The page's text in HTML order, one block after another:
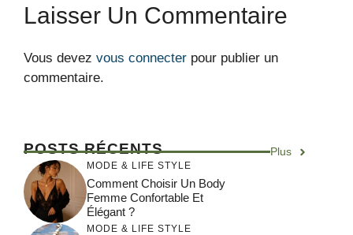
Laisser Un Commentaire
Vous devez vous connecter pour publier un
commentaire.
POSTS RÉCENTS Plus
MODE & LIFE STYLE
Comment Choisir Un Body
Femme Confortable Et
Élégant ?
MODE & LIFE STYLE